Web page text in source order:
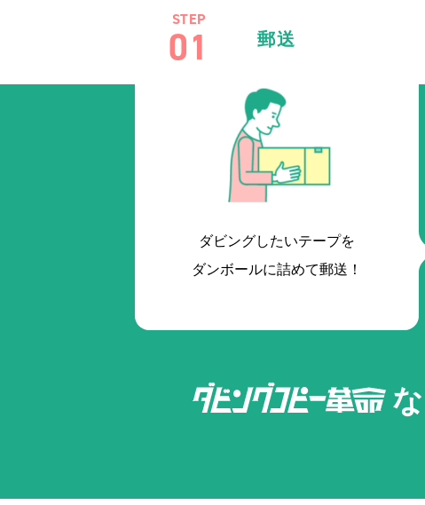
STEP
01 郵送
ダビングしたいテープを
ダンボールに詰めて郵送！